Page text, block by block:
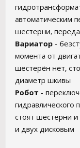
автоматическим
шестерни,
Вариатор -
момента от
шестерён нет,
диаметр шкивы
Робот -
гидравлического
стоят шестерни
и двух дисковым